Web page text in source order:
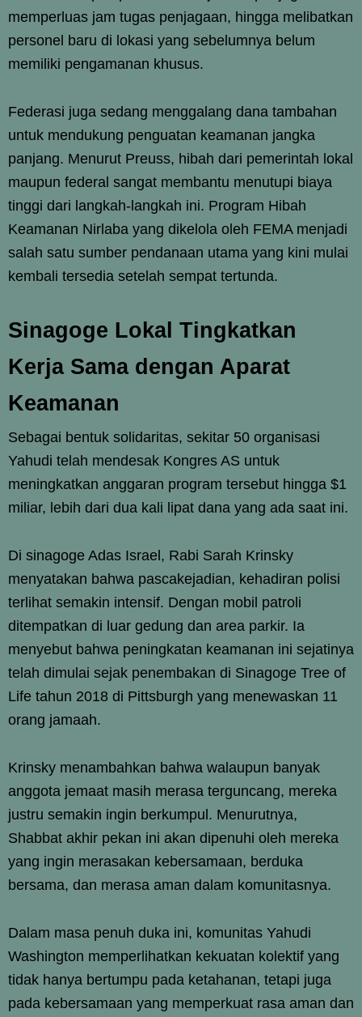
memperluas jam tugas penjagaan, hingga melibatkan
personel baru di lokasi yang sebelumnya belum
memiliki pengamanan khusus.
Federasi juga sedang menggalang dana tambahan
untuk mendukung penguatan keamanan jangka
panjang. Menurut Preuss, hibah dari pemerintah lokal
maupun federal sangat membantu menutupi biaya
tinggi dari langkah-langkah ini. Program Hibah
Keamanan Nirlaba yang dikelola oleh FEMA menjadi
salah satu sumber pendanaan utama yang kini mulai
kembali tersedia setelah sempat tertunda.
Sinagoge Lokal Tingkatkan
Kerja Sama dengan Aparat
Keamanan
Sebagai bentuk solidaritas, sekitar 50 organisasi
Yahudi telah mendesak Kongres AS untuk
meningkatkan anggaran program tersebut hingga $1
miliar, lebih dari dua kali lipat dana yang ada saat ini.
Di sinagoge Adas Israel, Rabi Sarah Krinsky
menyatakan bahwa pascakejadian, kehadiran polisi
terlihat semakin intensif. Dengan mobil patroli
ditempatkan di luar gedung dan area parkir. Ia
menyebut bahwa peningkatan keamanan ini sejatinya
telah dimulai sejak penembakan di Sinagoge Tree of
Life tahun 2018 di Pittsburgh yang menewaskan 11
orang jamaah.
Krinsky menambahkan bahwa walaupun banyak
anggota jemaat masih merasa terguncang, mereka
justru semakin ingin berkumpul. Menurutnya,
Shabbat akhir pekan ini akan dipenuhi oleh mereka
yang ingin merasakan kebersamaan, berduka
bersama, dan merasa aman dalam komunitasnya.
Dalam masa penuh duka ini, komunitas Yahudi
Washington memperlihatkan kekuatan kolektif yang
tidak hanya bertumpu pada ketahanan, tetapi juga
pada kebersamaan yang memperkuat rasa aman dan